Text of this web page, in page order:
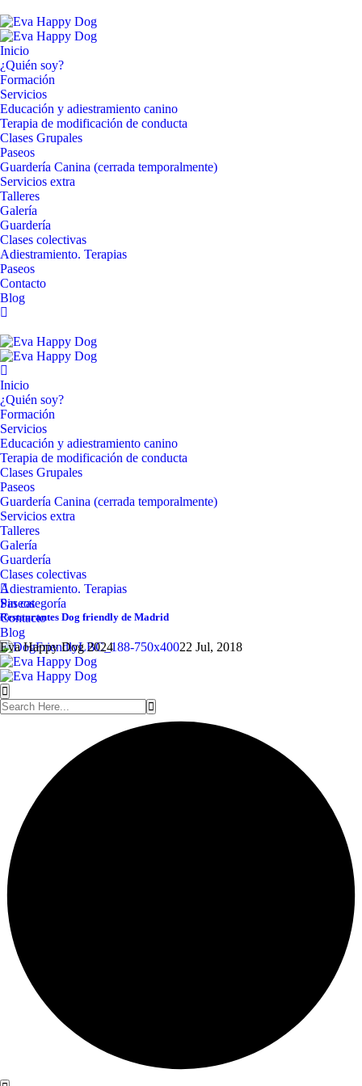
to
content
Inicio
¿Quién soy?
Formación
Servicios
Educación y adiestramiento canino
Terapia de modificación de conducta
Clases Grupales
Paseos
Guardería Canina (cerrada temporalmente)
Servicios extra
Talleres
Galería
Guardería
Clases colectivas
Adiestramiento. Terapias
Paseos
Contacto
Blog
Inicio
¿Quién soy?
Formación
Servicios
Educación y adiestramiento canino
Terapia de modificación de conducta
Clases Grupales
Paseos
Guardería Canina (cerrada temporalmente)
Servicios extra
Talleres
Galería
Guardería
Clases colectivas
Adiestramiento. Terapias
Paseos
Contacto
Blog
22 Jul, 2018
Sin categoría
Restaurantes Dog friendly de Madrid
Eva Happy Dog 2024